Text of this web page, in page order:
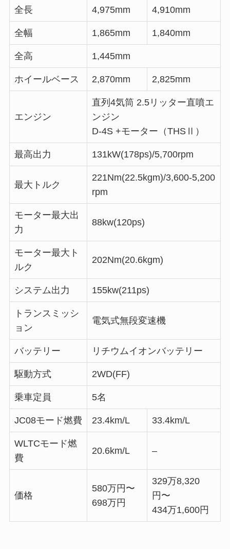
全長 4,975mm 4,910mm
全幅 1,865mm 1,840mm
全高 1,445mm
ホイールベース 2,870mm 2,825mm
エンジン
直列4気筒 2.5リッター直噴エ
ンジン
D-4S +モーター（THSⅡ）
最高出力 131kW(178ps)/5,700rpm
最大トルク
221Nm(22.5kgm)/3,600-5,200
rpm
モーター最大出
力
88kw(120ps)
モーター最大ト
ルク
202Nm(20.6kgm)
システム出力 155kw(211ps)
トランスミッシ
ョン
電気式無段変速機
バッテリー リチウムイオンバッテリー
駆動方式 2WD(FF)
乗車定員 5名
JC08モード燃費 23.4km/L 33.4km/L
WLTCモード燃
費
20.6km/L –
価格
580万円〜
698万円
329万8,320
円〜
434万1,600円